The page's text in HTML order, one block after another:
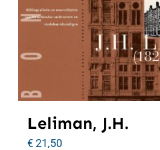
Leliman, J.H.
€21,50